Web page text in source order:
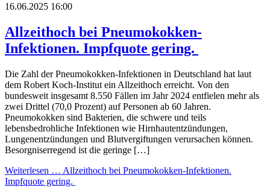
16.06.2025 16:00
Allzeithoch bei Pneumokokken-
Infektionen. Impfquote gering.
Die Zahl der Pneumokokken-Infektionen in Deutschland hat laut
dem Robert Koch-Institut ein Allzeithoch erreicht. Von den
bundesweit insgesamt 8.550 Fällen im Jahr 2024 entfielen mehr als
zwei Drittel (70,0 Prozent) auf Personen ab 60 Jahren.
Pneumokokken sind Bakterien, die schwere und teils
lebensbedrohliche Infektionen wie Hirnhautentzündungen,
Lungenentzündungen und Blutvergiftungen verursachen können.
Besorgniserregend ist die geringe […]
Weiterlesen … Allzeithoch bei Pneumokokken-Infektionen.
Impfquote gering.